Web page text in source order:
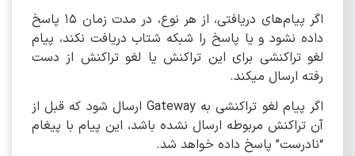
اگر پیام‌های دریافتی، از هر نوع، در مدت زمان 15 پاسخ
داده نشود و یا پاسخ را شبکه شتاب دریافت نکند، پیام
لغو تراکنشی برای این تراکنش یا لغو تراکنش از دست
رفته ارسال میکند.
اگر پیام لغو تراکنشی به Gateway ارسال شود که قبل از
آن تراکنش مربوطه ارسال نشده باشد، این پیام با پیغام
“نادرست” پاسخ داده خواهد شد.